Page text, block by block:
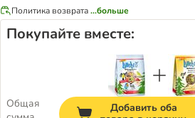
Политика возврата...больше
Покупайте вместе:
Общая
Добавить оба